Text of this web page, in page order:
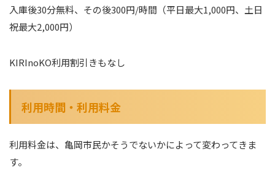
入庫後30分無料、その後300円/時間（平日最大1,000円、土日
祝最大2,000円）
KIRInoKO利用割引きもなし
利用時間・利用料金
利用料金は、亀岡市民かそうでないかによって変わってきま
す。